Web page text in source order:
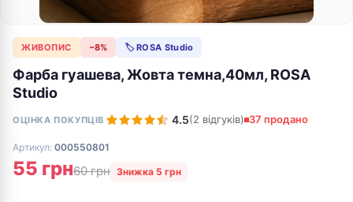
ЖИВОПИС −8% 🏷 ROSA Studio
Фарба гуашева, Жовта темна,40мл, ROSA
Studio
ОЦІНКА ПОКУПЦІВ 4.5(2 відгуків) 37 продано
Артикул: 000550801
55 грн60 грн Знижка 5 грн